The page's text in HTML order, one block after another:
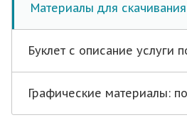
Материалы для скачивания
Буклет с описание услуги
Графические материалы: